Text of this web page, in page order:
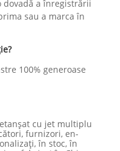
dovadă a înregistrării
sau a marca în
100% generoase
cu jet multiplu
furnizori, en-
în stoc, în